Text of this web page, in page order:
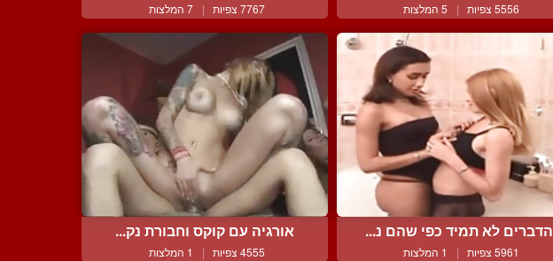
5556 צפיות | 5 המלצות 7767 צפיות | 7 המלצות
הדברים לא תמיד כפי שהם נ...
5961 צפיות | 1 המלצות
אורגיה עם קוקס וחבורת נק...
4555 צפיות | 1 המלצות